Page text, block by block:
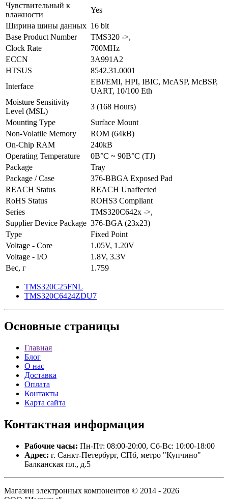
Чувствительный к
влажности
Yes
Ширина шины данных 16 bit
Base Product Number
TMS320 ->,
Clock Rate
700MHz
ECCN
3A991A2
HTSUS
8542.31.0001
Interface
EBI/EMI, HPI, IВІC, McASP, McBSP,
UART, 10/100 Eth
Moisture Sensitivity
Level (MSL)
3 (168 Hours)
Mounting Type
Surface Mount
Non-Volatile Memory
ROM (64kB)
On-Chip RAM
240kB
Operating Temperature
0В°C ~ 90В°C (TJ)
Package
Tray
Package / Case
376-BBGA Exposed Pad
REACH Status
REACH Unaffected
RoHS Status
ROHS3 Compliant
Series
TMS320C642x ->,
Supplier Device Package 376-BGA (23x23)
Type
Fixed Point
Voltage - Core
1.05V, 1.20V
Voltage - I/O
1.8V, 3.3V
Вес, г
1.759
TMS320C25FNL
TMS320C6424ZDU7
Основные страницы
Главная
Блог
О нас
Доставка
Оплата
Контакты
Карта сайта
Контактная информация
Рабочие часы: Пн-Пт: 08:00-20:00, Сб-Вс: 10:00-18:00
Адрес: г. Санкт-Петербург, СПб, метро "Купчино"
Балканская пл., д.5
Магазин электронных компонентов © 2014 - 2026